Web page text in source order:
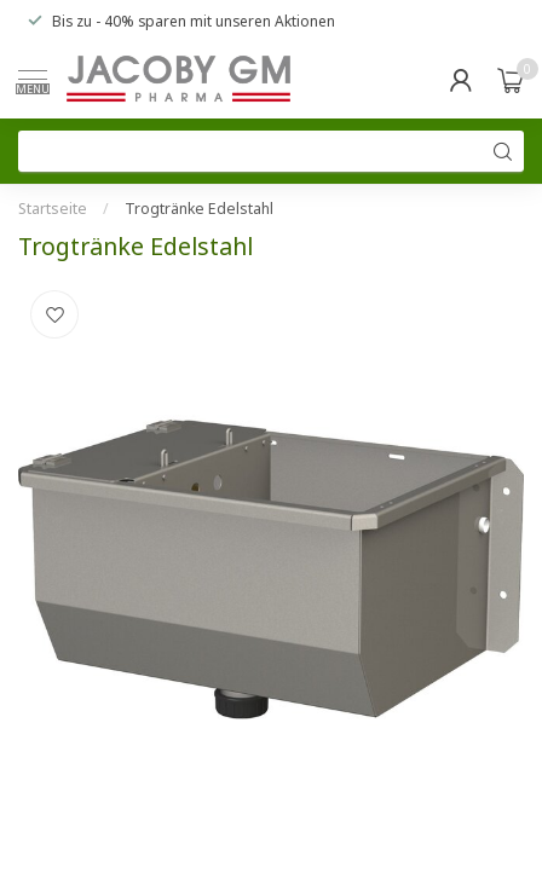
Bis zu - 40% sparen mit unseren Aktionen
MENU
0
Startseite / Trogtränke Edelstahl
Trogtränke Edelstahl